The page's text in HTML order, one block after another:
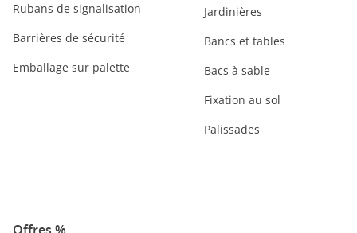
Rubans de signalisation
Barrières de sécurité
Emballage sur palette
Jardinières
Bancs et tables
Bacs à sable
Fixation au sol
Palissades